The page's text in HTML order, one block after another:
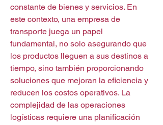
constante de bienes y servicios. En
este contexto, una empresa de
transporte juega un papel
fundamental, no solo asegurando que
los productos lleguen a sus destinos a
tiempo, sino también proporcionando
soluciones que mejoran la eficiencia y
reducen los costos operativos. La
complejidad de las operaciones
logísticas requiere una planificación